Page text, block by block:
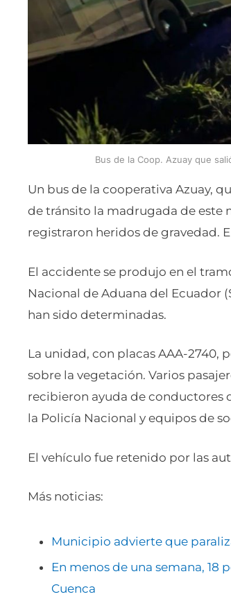
Bus de la Coop. Azuay que
Un bus de la cooperativa Azuay,
de tránsito la madrugada de este
registraron heridos de gravedad.
El accidente se produjo en el
Nacional de Aduana del Ecuador
han sido determinadas.
La unidad, con placas AAA-
sobre la vegetación. Varios
recibieron ayuda de conductores
la Policía Nacional y equipos de
El vehículo fue retenido por las
Más noticias:
Municipio advierte que
En menos de una semana, 18
Cuenca